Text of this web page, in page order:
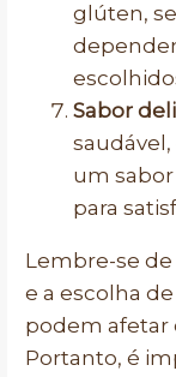
glúten,
Sabor
um
para
Lembre-se
e a escolha
podem afetar
Portanto, é